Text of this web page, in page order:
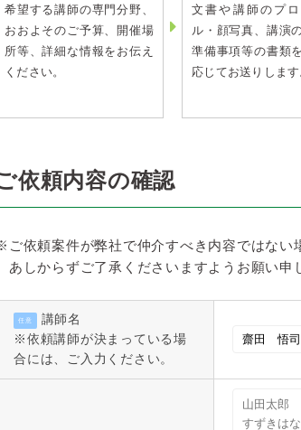
希望する講師の専門分野、
おおよそのご予算、開催場
所等、詳細な情報をお伝え
ください。
文書や講師のプ
ル・顔写真、講演
準備事項等の書類
応じてお送りします
依頼内容の確認
ご依頼案件が弊社で仲介すべき内容ではない
あしからずご了承くださいますようお願い申
任意
講師名
※依頼講師が決まっている場
合には、ご入力ください。